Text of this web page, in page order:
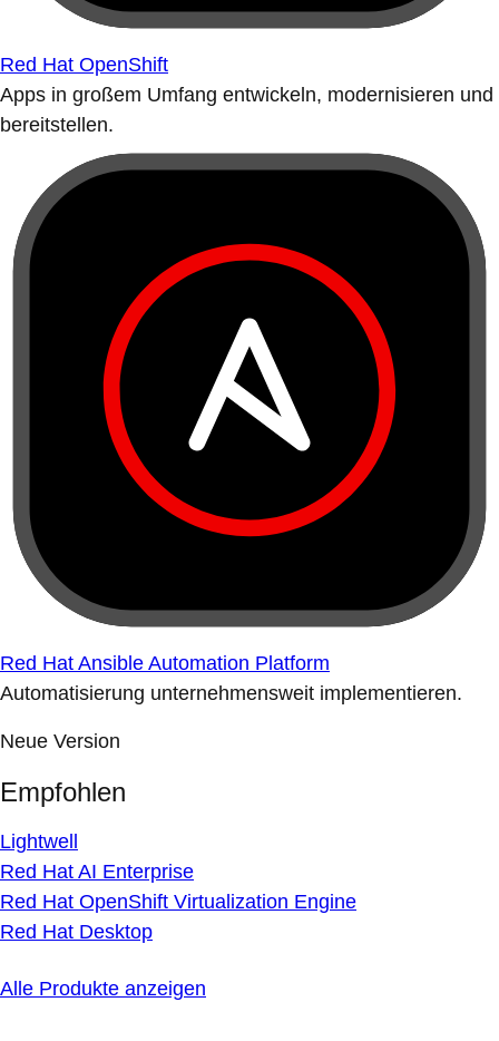
Red Hat OpenShift
Apps in großem Umfang entwickeln, modernisieren und
bereitstellen.
Red Hat Ansible Automation Platform
Automatisierung unternehmensweit implementieren.
Neue Version
Empfohlen
Lightwell
Red Hat AI Enterprise
Red Hat OpenShift Virtualization Engine
Red Hat Desktop
Alle Produkte anzeigen